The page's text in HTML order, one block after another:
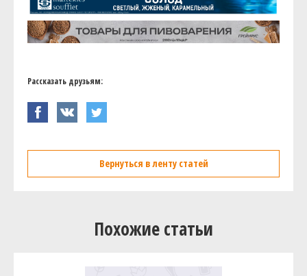
Рассказать друзьям:
Вернуться в ленту статей
Похожие статьи